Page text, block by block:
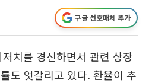
구글 선호매체 추가
치를 경신하면서 관련 상장
도 엇갈리고 있다. 환율이 추